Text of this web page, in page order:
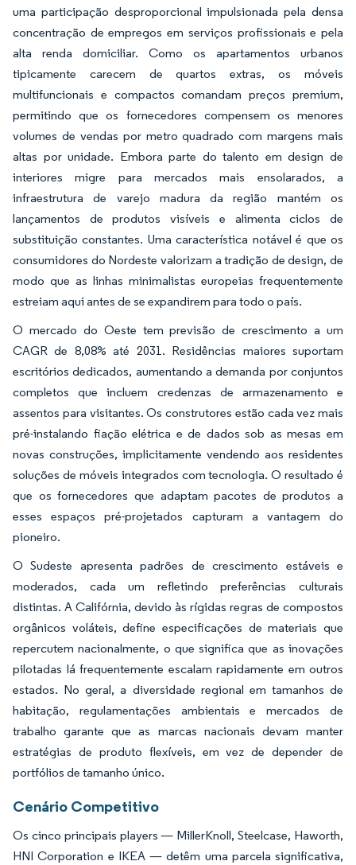
uma participação desproporcional impulsionada pela densa
concentração de empregos em serviços profissionais e pela
alta renda domiciliar. Como os apartamentos urbanos
tipicamente carecem de quartos extras, os móveis
multifuncionais e compactos comandam preços premium,
permitindo que os fornecedores compensem os menores
volumes de vendas por metro quadrado com margens mais
altas por unidade. Embora parte do talento em design de
interiores migre para mercados mais ensolarados, a
infraestrutura de varejo madura da região mantém os
lançamentos de produtos visíveis e alimenta ciclos de
substituição constantes. Uma característica notável é que os
consumidores do Nordeste valorizam a tradição de design, de
modo que as linhas minimalistas europeias frequentemente
estreiam aqui antes de se expandirem para todo o país.
O mercado do Oeste tem previsão de crescimento a um
CAGR de 8,08% até 2031. Residências maiores suportam
escritórios dedicados, aumentando a demanda por conjuntos
completos que incluem credenzas de armazenamento e
assentos para visitantes. Os construtores estão cada vez mais
pré-instalando fiação elétrica e de dados sob as mesas em
novas construções, implicitamente vendendo aos residentes
soluções de móveis integrados com tecnologia. O resultado é
que os fornecedores que adaptam pacotes de produtos a
esses espaços pré-projetados capturam a vantagem do
pioneiro.
O Sudeste apresenta padrões de crescimento estáveis e
moderados, cada um refletindo preferências culturais
distintas. A Califórnia, devido às rígidas regras de compostos
orgânicos voláteis, define especificações de materiais que
repercutem nacionalmente, o que significa que as inovações
pilotadas lá frequentemente escalam rapidamente em outros
estados. No geral, a diversidade regional em tamanhos de
habitação, regulamentações ambientais e mercados de
trabalho garante que as marcas nacionais devam manter
estratégias de produto flexíveis, em vez de depender de
portfólios de tamanho único.
Cenário Competitivo
Os cinco principais players — MillerKnoll, Steelcase, Haworth,
HNI Corporation e IKEA — detêm uma parcela significativa,